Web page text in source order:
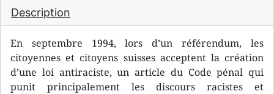
Description
En septembre 1994, lors d’un référendum, les
citoyennes et citoyens suisses acceptent la création
d’une loi antiraciste, un article du Code pénal qui
punit principalement les discours racistes et